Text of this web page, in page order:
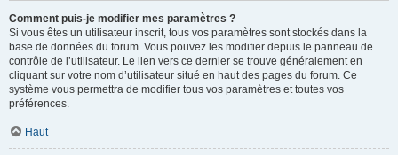
Comment puis-je modifier mes paramètres ?
Si vous êtes un utilisateur inscrit, tous vos paramètres sont stockés dans la
base de données du forum. Vous pouvez les modifier depuis le panneau de
contrôle de l’utilisateur. Le lien vers ce dernier se trouve généralement en
cliquant sur votre nom d’utilisateur situé en haut des pages du forum. Ce
système vous permettra de modifier tous vos paramètres et toutes vos
préférences.
Haut